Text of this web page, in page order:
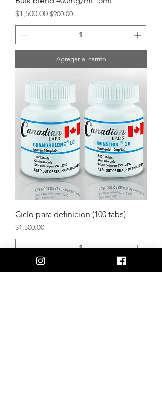
Precio
$1,500.00 Precio de oferta
$900.00
Agregar al carrito
Ciclo para definicion (100 tabs)
Precio
$1,500.00
Agregar al carrito